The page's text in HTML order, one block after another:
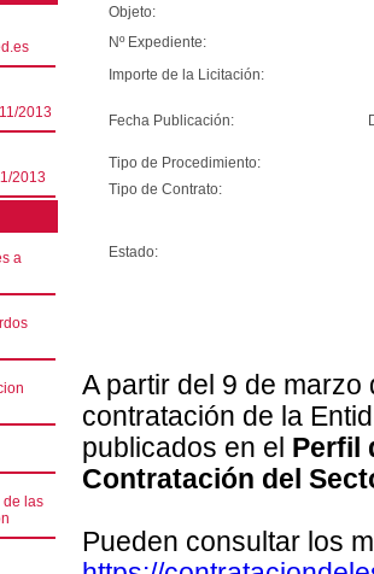
2013
2013
a
de las
Objeto:
Nº Expediente:
Importe de la Licitación:
Fecha Publicación:
Tipo de Procedimiento:
Tipo de Contrato:
Estado:
A partir del 9 de
contratación de la
publicados en el Perfil
Contratación del
Pueden consultar los